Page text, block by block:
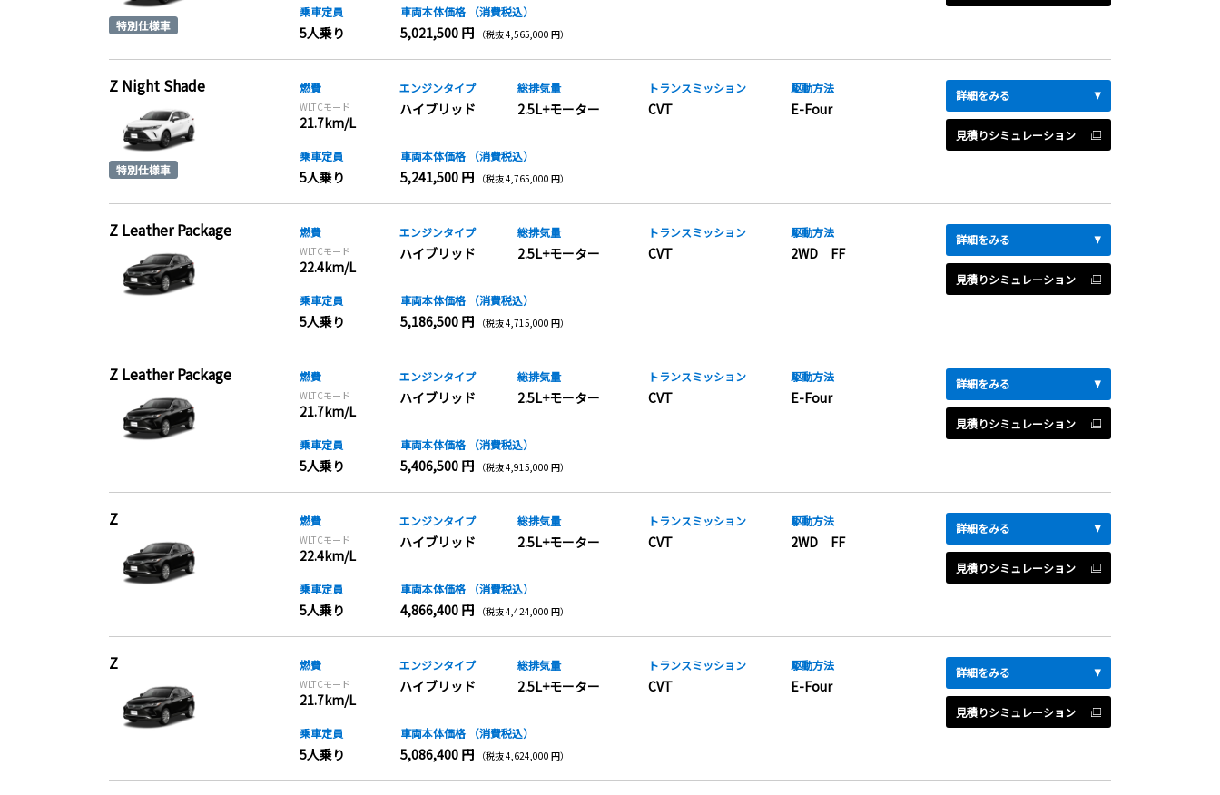
乗車定員
5人乗り
車両本体価格 （消費税込）
5,021,500 円 （税抜 4,565,000 円）
Z Night Shade 燃費
WLTCモード
21.7km/L
エンジンタイプ
ハイブリッド
総排気量
2.5L+モーター
トランスミッション
CVT
駆動方法
E-Four
乗車定員
5人乗り
車両本体価格 （消費税込）
5,241,500 円 （税抜 4,765,000 円）
詳細をみる
見積りシミュレーション
Z Leather Package 燃費
WLTCモード
22.4km/L
エンジンタイプ
ハイブリッド
総排気量
2.5L+モーター
トランスミッション
CVT
駆動方法
2WD FF
乗車定員
5人乗り
車両本体価格 （消費税込）
5,186,500 円 （税抜 4,715,000 円）
詳細をみる
見積りシミュレーション
Z Leather Package 燃費
WLTCモード
21.7km/L
エンジンタイプ
ハイブリッド
総排気量
2.5L+モーター
トランスミッション
CVT
駆動方法
E-Four
乗車定員
5人乗り
車両本体価格 （消費税込）
5,406,500 円 （税抜 4,915,000 円）
詳細をみる
見積りシミュレーション
Z 燃費
WLTCモード
22.4km/L
エンジンタイプ
ハイブリッド
総排気量
2.5L+モーター
トランスミッション
CVT
駆動方法
2WD FF
乗車定員
5人乗り
車両本体価格 （消費税込）
4,866,400 円 （税抜 4,424,000 円）
詳細をみる
見積りシミュレーション
Z 燃費
WLTCモード
21.7km/L
エンジンタイプ
ハイブリッド
総排気量
2.5L+モーター
トランスミッション
CVT
駆動方法
E-Four
乗車定員
5人乗り
車両本体価格 （消費税込）
5,086,400 円 （税抜 4,624,000 円）
詳細をみる
見積りシミュレーション